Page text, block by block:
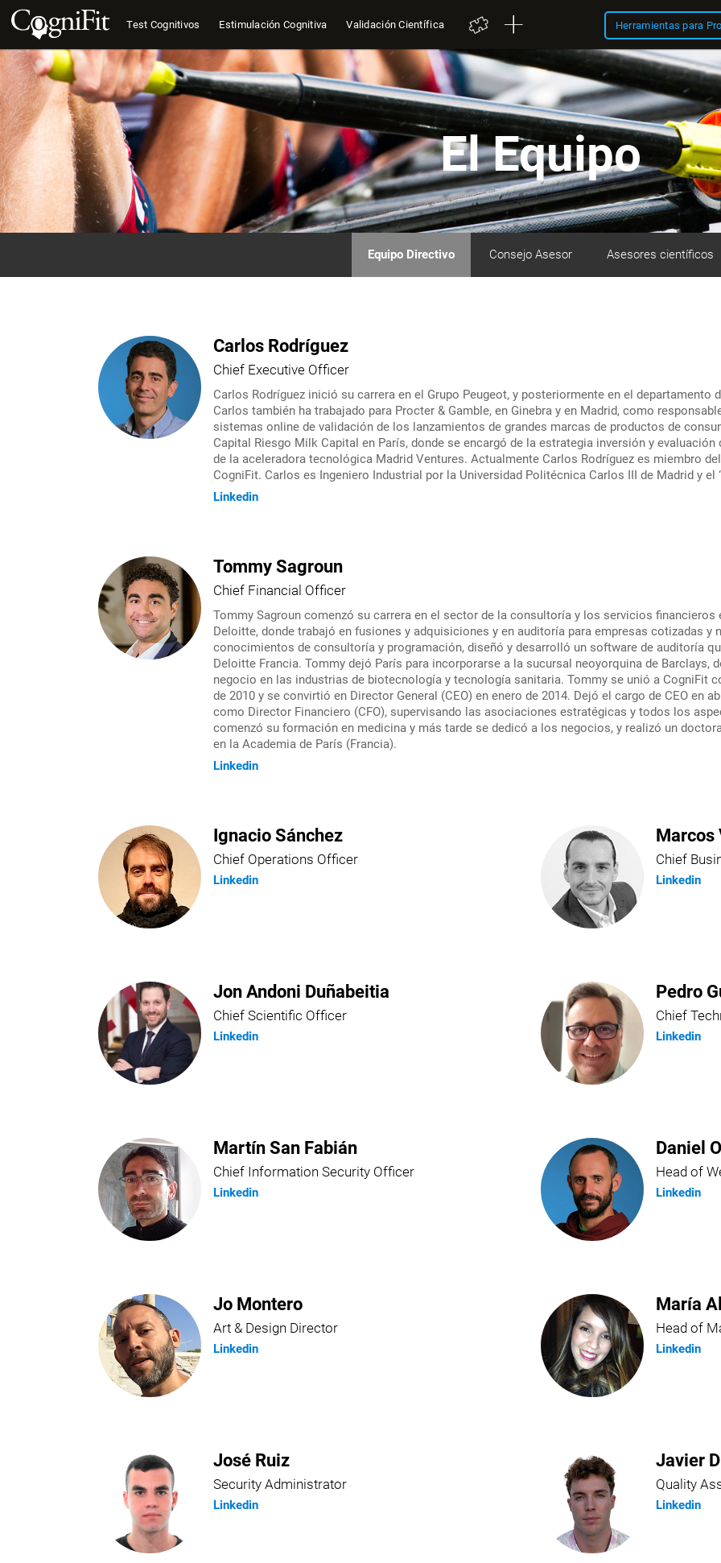
Test Cognitivos Estimulación Cognitiva Validación Científica Herramientas para
El Equipo
Equipo Directivo Consejo Asesor Asesores científicos
Carlos Rodríguez
Chief Executive Officer
Carlos Rodríguez inició su carrera en el Grupo Peugeot, y posteriormente en el departamento
Carlos también ha trabajado para Procter & Gamble, en Ginebra y en Madrid, como
sistemas online de validación de los lanzamientos de grandes marcas de productos de
Capital Riesgo Milk Capital en París, donde se encargó de la estrategia inversión y
de la aceleradora tecnológica Madrid Ventures. Actualmente Carlos Rodríguez es miembro
CogniFit. Carlos es Ingeniero Industrial por la Universidad Politécnica Carlos III de Madrid y el
Linkedin
Tommy Sagroun
Chief Financial Officer
Tommy Sagroun comenzó su carrera en el sector de la consultoría y los servicios financieros
Deloitte, donde trabajó en fusiones y adquisiciones y en auditoría para empresas cotizadas y
conocimientos de consultoría y programación, diseñó y desarrolló un software de auditoría
Deloitte Francia. Tommy dejó París para incorporarse a la sucursal neoyorquina de Barclays,
negocio en las industrias de biotecnología y tecnología sanitaria. Tommy se unió a CogniFit
de 2010 y se convirtió en Director General (CEO) en enero de 2014. Dejó el cargo de CEO en
como Director Financiero (CFO), supervisando las asociaciones estratégicas y todos los
comenzó su formación en medicina y más tarde se dedicó a los negocios, y realizó un
en la Academia de París (Francia).
Linkedin
Ignacio Sánchez
Chief Operations Officer
Linkedin
Marcos
Chief
Linkedin
Jon Andoni Duñabeitia
Chief Scientific Officer
Linkedin
Pedro
Chief
Linkedin
Martín San Fabián
Chief Information Security Officer
Linkedin
Daniel
Head of
Linkedin
Jo Montero
Art & Design Director
Linkedin
María
Head of
Linkedin
José Ruiz
Security Administrator
Linkedin
Javier
Quality
Linkedin